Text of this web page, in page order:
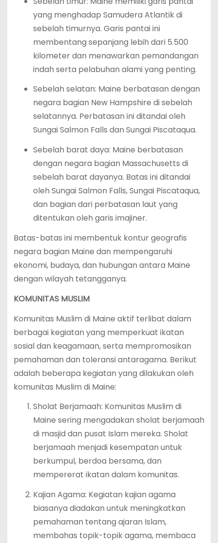
yang menghadap Samudera Atlantik di
sebelah timurnya. Garis pantai ini
membentang sepanjang lebih dari 5.500
kilometer dan menawarkan pemandangan
indah serta pelabuhan alami yang penting.
Sebelah selatan: Maine berbatasan dengan
negara bagian New Hampshire di sebelah
selatannya. Perbatasan ini ditandai oleh
Sungai Salmon Falls dan Sungai Piscataqua.
Sebelah barat daya: Maine berbatasan
dengan negara bagian Massachusetts di
sebelah barat dayanya. Batas ini ditandai
oleh Sungai Salmon Falls, Sungai Piscataqua,
dan bagian dari perbatasan laut yang
ditentukan oleh garis imajiner.
Batas-batas ini membentuk kontur geografis
negara bagian Maine dan mempengaruhi
ekonomi, budaya, dan hubungan antara Maine
dengan wilayah tetangganya.
KOMUNITAS MUSLIM
Komunitas Muslim di Maine aktif terlibat dalam
berbagai kegiatan yang memperkuat ikatan
sosial dan keagamaan, serta mempromosikan
pemahaman dan toleransi antaragama. Berikut
adalah beberapa kegiatan yang dilakukan oleh
komunitas Muslim di Maine:
Sholat Berjamaah: Komunitas Muslim di
Maine sering mengadakan sholat berjamaah
di masjid dan pusat Islam mereka. Sholat
berjamaah menjadi kesempatan untuk
berkumpul, berdoa bersama, dan
mempererat ikatan dalam komunitas.
Kajian Agama: Kegiatan kajian agama
biasanya diadakan untuk meningkatkan
pemahaman tentang ajaran Islam,
membahas topik-topik agama, membaca